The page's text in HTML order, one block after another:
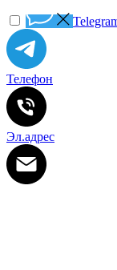
Телефон
Эл.адрес